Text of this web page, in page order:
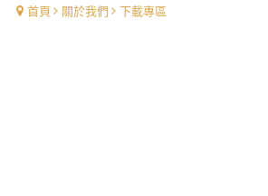
首頁 關於我們 下載專區